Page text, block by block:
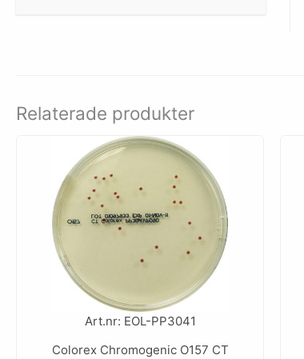
Relaterade produkter
Art.nr: EOL-PP3041
Colorex Chromogenic O157 CT